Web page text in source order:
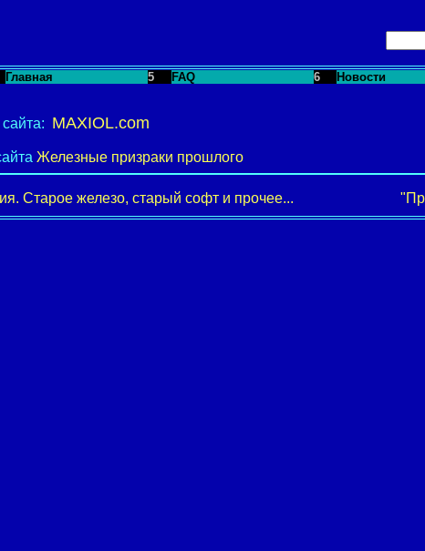
Главная 5 FAQ 6 Новости
MAXIOL.com
Железные призраки прошлого
Старое железо, старый софт и прочее...